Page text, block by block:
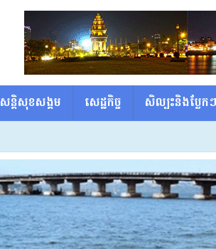
សន្តិសុខសង្គម សេដ្ឋកិច្ច សិល្បះនិងប្លែកៗ
» ទ្រីស